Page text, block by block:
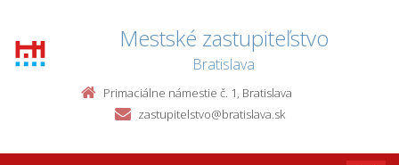
Mestské zastupiteľstvo
Bratislava
Primaciálne námestie č. 1, Bratislava
zastupitelstvo@bratislava.sk